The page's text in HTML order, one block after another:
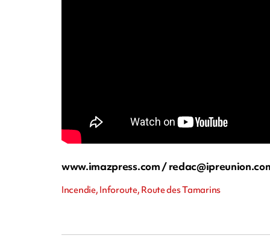
www.imazpress.com /
Incendie, Inforoute, Route des Tamarins